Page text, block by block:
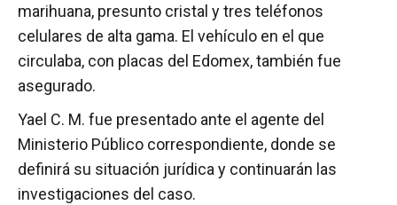
marihuana, presunto cristal y tres teléfonos
celulares de alta gama. El vehículo en el que
circulaba, con placas del Edomex, también fue
asegurado.
Yael C. M. fue presentado ante el agente del
Ministerio Público correspondiente, donde se
definirá su situación jurídica y continuarán las
investigaciones del caso.